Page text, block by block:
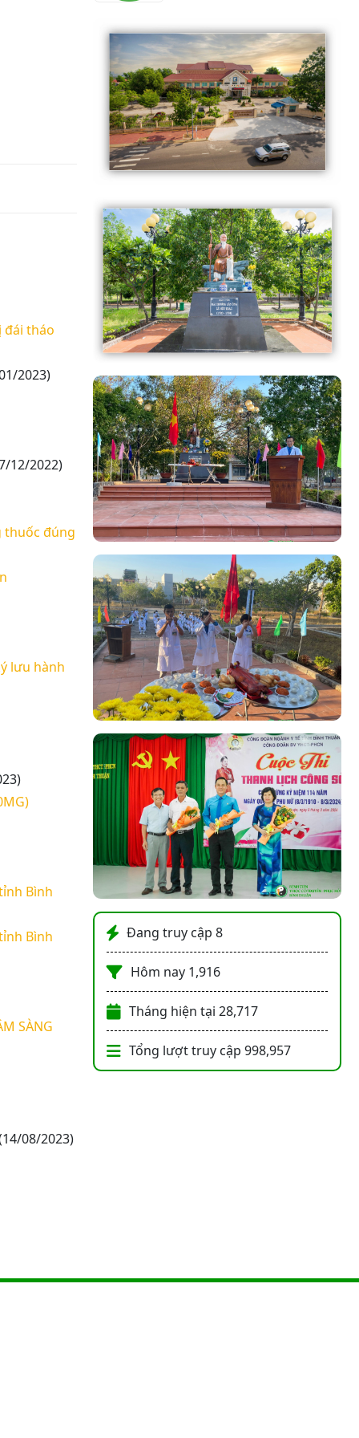
đái tháo
2023)
12/2022)
thuốc đúng
lưu hành
Bình
Bình
SÀNG
08/2023)
Đang truy cập 8
Hôm nay 1,916
Tháng hiện tại 28,717
Tổng lượt truy cập 998,957